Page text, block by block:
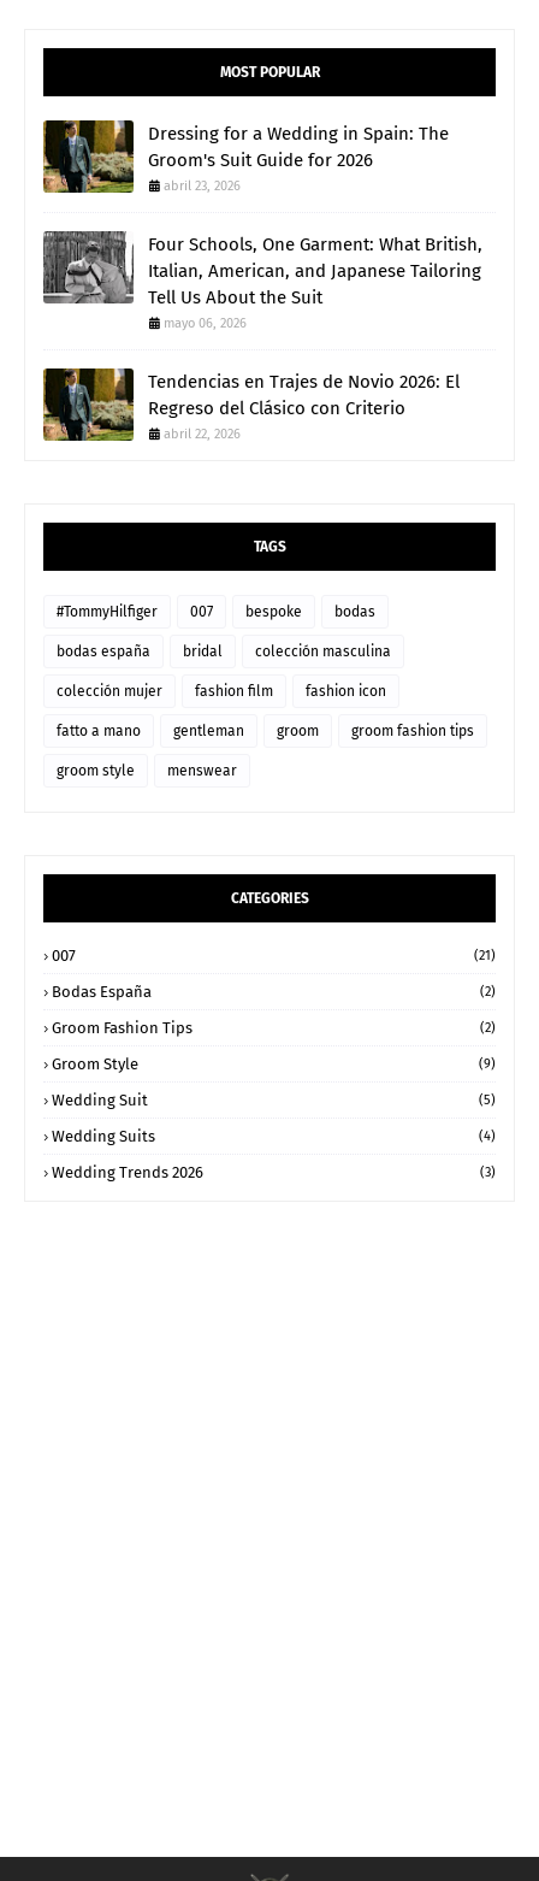
MOST POPULAR
Dressing for a Wedding in Spain: The
Groom's Suit Guide for 2026
abril 23, 2026
Four Schools, One Garment: What British,
Italian, American, and Japanese Tailoring
Tell Us About the Suit
mayo 06, 2026
Tendencias en Trajes de Novio 2026: El
Regreso del Clásico con Criterio
abril 22, 2026
TAGS
#TommyHilfiger 007 bespoke bodas
bodas españa bridal colección masculina
colección mujer fashion film fashion icon
fatto a mano gentleman groom groom fashion tips
groom style menswear
CATEGORIES
007 (21)
Bodas España (2)
Groom Fashion Tips (2)
Groom Style (9)
Wedding Suit (5)
Wedding Suits (4)
Wedding Trends 2026 (3)